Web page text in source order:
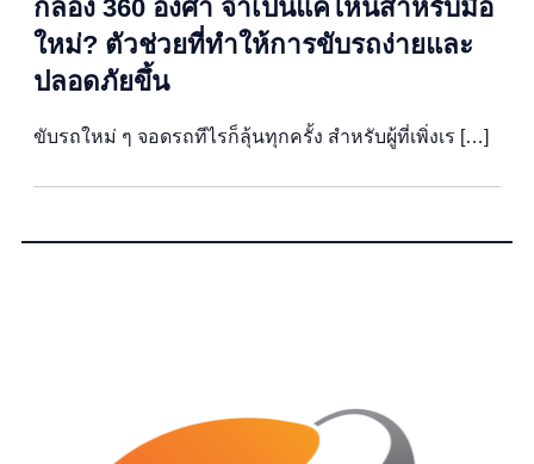
กล้อง 360 องศา จำเป็นแค่ไหนสำหรับมือ
ใหม่? ตัวช่วยที่ทำให้การขับรถง่ายและ
ปลอดภัยขึ้น
ขับรถใหม่ ๆ จอดรถทีไรก็ลุ้นทุกครั้ง สำหรับผู้ที่เพิ่งเร […]